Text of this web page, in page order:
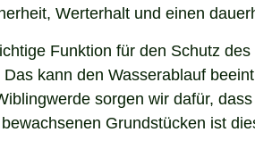
Werterhalt und einen
Funktion für den Schutz
kann den Wasserablauf
sorgen wir dafür,
Grundstücken ist